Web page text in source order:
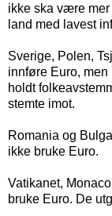
ikke ska være mer
land med lavest
Sverige, Polen,
innføre Euro,
holdt
stemte imot.
Romania og
ikke bruke Euro.
Vatikanet,
bruke Euro. De